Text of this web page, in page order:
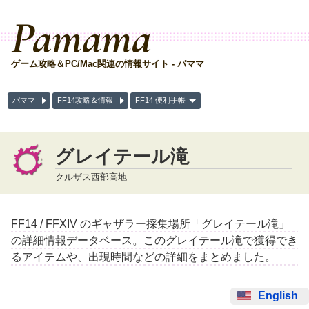
Pamama
ゲーム攻略＆PC/Mac関連の情報サイト - パママ
パママ FF14攻略＆情報 FF14 便利手帳
グレイテール滝
クルザス西部高地
FF14 / FFXIV のギャザラー採集場所「グレイテール滝」
の詳細情報データベース。このグレイテール滝で獲得でき
るアイテムや、出現時間などの詳細をまとめました。
English